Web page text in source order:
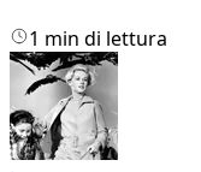
1 min di lettura